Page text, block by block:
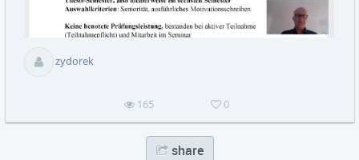
zydorek
165 0
share